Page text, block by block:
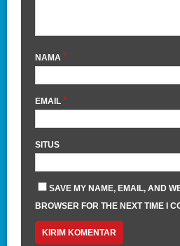
NAMA *
EMAIL *
SITUS
SAVE MY NAME, EMAIL, AND
BROWSER FOR THE NEXT TIME I